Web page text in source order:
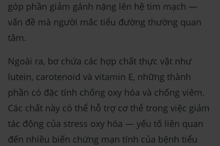
góp phần giảm gánh nặng lên hệ tim mạch —
vấn đề mà người mắc tiểu đường thường quan
tâm.
Ngoài ra, bơ chứa các hợp chất thực vật như
lutein, carotenoid và vitamin E, những thành
phần có đặc tính chống oxy hóa và chống viêm.
Các chất này có thể hỗ trợ cơ thể trong việc giảm
tác động của stress oxy hóa — yếu tố liên quan
đến nhiều biến chứng mạn tính của bệnh tiểu